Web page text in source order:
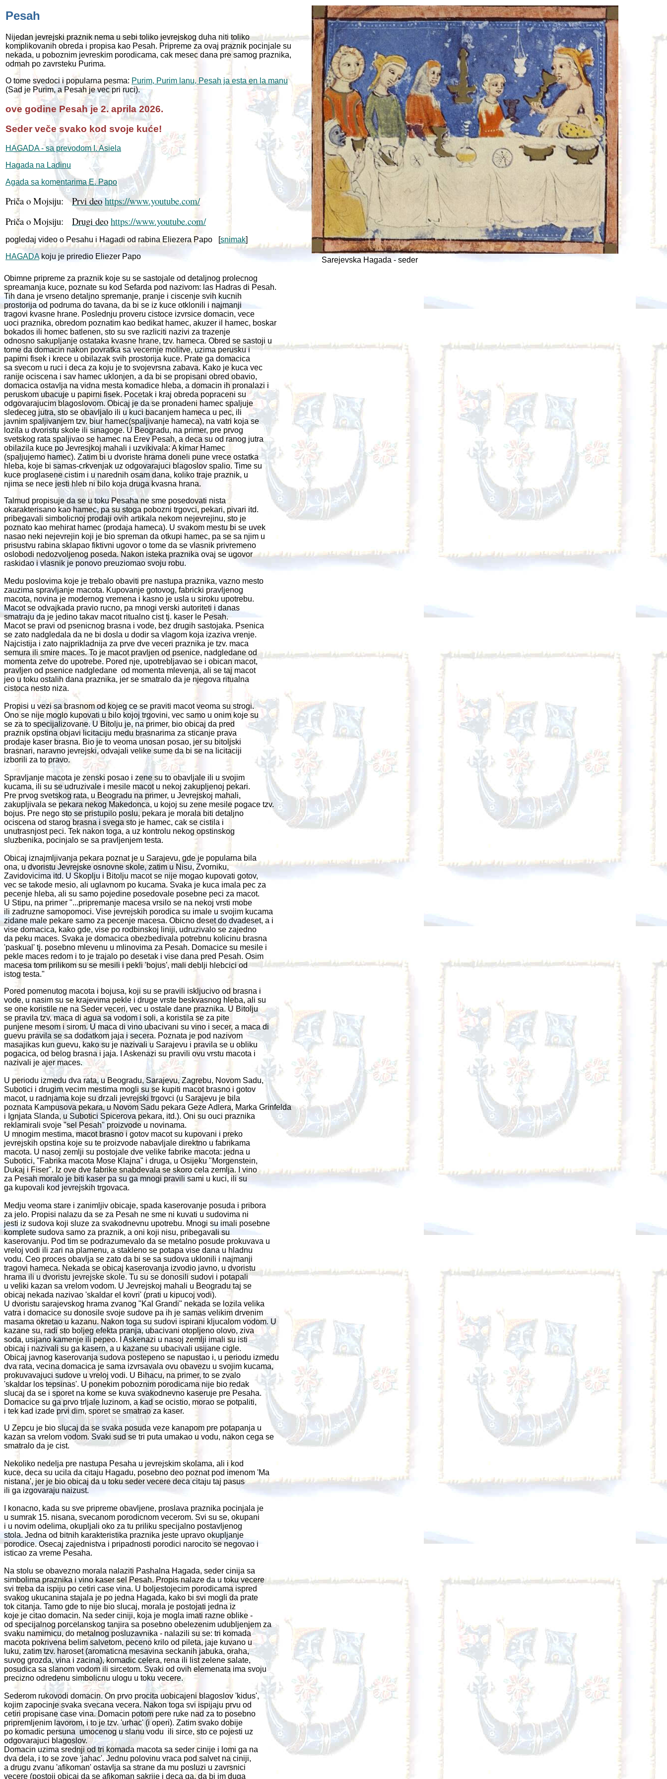
Pesah
Nijedan jevrejski praznik nema u sebi toliko jevrejskog duha niti toliko
komplikovanih obreda i propisa kao Pesah. Pripreme za ovaj praznik pocinjale su
nekada, u poboznim jevreskim porodicama, cak mesec dana pre samog praznika,
odmah po zavrsteku Purima.
O tome svedoci i popularna pesma: Purim, Purim lanu, Pesah ja esta en la manu
(Sad je Purim, a Pesah je vec pri ruci).
ove godine Pesah je 2. aprila 2026.
Seder veče svako kod svoje kuće!
HAGADA - sa prevodom I. Asiela
Hagada na Ladinu
Agada sa komentarima E. Papo
Priča o Mojsiju: Prvi deo https://www.youtube.com/
Priča o Mojsiju:
Drugi deo https://www.youtube.com/
pogledaj video o Pesahu i Hagadi od rabina Eliezera Papo [snimak]
HAGADA koju je priredio Eliezer Papo Sarejevska Hagada - seder
Obimne pripreme za praznik koje su se sastojale od detaljnog prolecnog
spreamanja kuce, poznate su kod Sefarda pod nazivom: las Hadras di Pesah.
Tih dana je vrseno detaljno spremanje, pranje i ciscenje svih kucnih
prostorija od podruma do tavana, da bi se iz kuce otklonili i najmanji
tragovi kvasne hrane. Poslednju proveru cistoce izvrsice domacin, vece
uoci praznika, obredom poznatim kao bedikat hamec, akuzer il hamec, boskar
bokados ili homec batlenen, sto su sve razliciti nazivi za trazenje
odnosno sakupljanje ostataka kvasne hrane, tzv. hameca. Obred se sastoji u
tome da domacin nakon povratka sa vecernje molitve, uzima perusku i
papirni fisek i krece u obilazak svih prostorija kuce. Prate ga domacica
sa svecom u ruci i deca za koju je to svojevrsna zabava. Kako je kuca vec
ranije ociscena i sav hamec uklonjen, a da bi se propisani obred obavio,
domacica ostavlja na vidna mesta komadice hleba, a domacin ih pronalazi i
peruskom ubacuje u papirni fisek. Pocetak i kraj obreda popraceni su
odgovarajucim blagoslovom. Obicaj je da se pronadeni hamec spaljuje
sledeceg jutra, sto se obavljalo ili u kuci bacanjem hameca u pec, ili
javnim spaljivanjem tzv. biur hamec(spaljivanje hameca), na vatri koja se
lozila u dvoristu skole ili sinagoge. U Beogradu, na primer, pre prvog
svetskog rata spaljivao se hamec na Erev Pesah, a deca su od ranog jutra
obilazila kuce po Jevresjkoj mahali i uzvikivala: A kimar Hamec
(spaljujemo hamec). Zatim bi u dvoriste hrama doneli pune vrece ostatka
hleba, koje bi samas-crkvenjak uz odgovarajuci blagoslov spalio. Time su
kuce proglasene cistim i u narednih osam dana, koliko traje praznik, u
njima se nece jesti hleb ni bilo koja druga kvasna hrana.
Talmud propisuje da se u toku Pesaha ne sme posedovati nista
okarakterisano kao hamec, pa su stoga pobozni trgovci, pekari, pivari itd.
pribegavali simbolicnoj prodaji ovih artikala nekom nejevrejinu, sto je
poznato kao mehirat hamec (prodaja hameca). U svakom mestu bi se uvek
nasao neki nejevrejin koji je bio spreman da otkupi hamec, pa se sa njim u
prisustvu rabina sklapao fiktivni ugovor o tome da se vlasnik privremeno
oslobodi nedozvoljenog poseda. Nakon isteka praznika ovaj se ugovor
raskidao i vlasnik je ponovo preuziomao svoju robu.
Medu poslovima koje je trebalo obaviti pre nastupa praznika, vazno mesto
zauzima spravljanje macota. Kupovanje gotovog, fabricki pravljenog
macota, novina je modernog vremena i kasno je usla u siroku upotrebu.
Macot se odvajkada pravio rucno, pa mnogi verski autoriteti i danas
smatraju da je jedino takav macot ritualno cist tj. kaser le Pesah.
Macot se pravi od psenicnog brasna i vode, bez drugih sastojaka. Psenica
se zato nadgledala da ne bi dosla u dodir sa vlagom koja izaziva vrenje.
Najcistija i zato najprikladnija za prve dve veceri praznika je tzv. maca
semura ili smire maces. To je macot pravljen od psenice, nadgledane od
momenta zetve do upotrebe. Pored nje, upotrebljavao se i obican macot,
pravljen od psenice nadgledane od momenta mlevenja, ali se taj macot
jeo u toku ostalih dana praznika, jer se smatralo da je njegova ritualna
cistoca nesto niza.
Propisi u vezi sa brasnom od kojeg ce se praviti macot veoma su strogi.
Ono se nije moglo kupovati u bilo kojoj trgovini, vec samo u onim koje su
se za to specijalizovane. U Bitolju je, na primer, bio obicaj da pred
praznik opstina objavi licitaciju medu brasnarima za sticanje prava
prodaje kaser brasna. Bio je to veoma unosan posao, jer su bitoljski
brasnari, naravno jevrejski, odvajali velike sume da bi se na licitaciji
izborili za to pravo.
Spravljanje macota je zenski posao i zene su to obavljale ili u svojim
kucama, ili su se udruzivale i mesile macot u nekoj zakupljenoj pekari.
Pre prvog svetskog rata, u Beogradu na primer, u Jevrejskoj mahali,
zakupljivala se pekara nekog Makedonca, u kojoj su zene mesile pogace tzv.
bojus. Pre nego sto se pristupilo poslu, pekara je morala biti detaljno
ociscena od starog brasna i svega sto je hamec, cak se cistila i
unutrasnjost peci. Tek nakon toga, a uz kontrolu nekog opstinskog
sluzbenika, pocinjalo se sa pravljenjem testa.
Obicaj iznajmljivanja pekara poznat je u Sarajevu, gde je popularna bila
ona, u dvoristu Jevrejske osnovne skole, zatim u Nisu, Zvorniku,
Zavidovicima itd. U Skoplju i Bitolju macot se nije mogao kupovati gotov,
vec se takode mesio, ali uglavnom po kucama. Svaka je kuca imala pec za
pecenje hleba, ali su samo pojedine posedovale posebne peci za macot.
U Stipu, na primer "...pripremanje macesa vrsilo se na nekoj vrsti mobe
ili zadruzne samopomoci. Vise jevrejskih porodica su imale u svojim kucama
zidane male pekare samo za pecenje macesa. Obicno deset do dvadeset, a i
vise domacica, kako gde, vise po rodbinskoj liniji, udruzivalo se zajedno
da peku maces. Svaka je domacica obezbedivala potrebnu kolicinu brasna
'paskual' tj. posebno mlevenu u mlinovima za Pesah. Domacice su mesile i
pekle maces redom i to je trajalo po desetak i vise dana pred Pesah. Osim
macesa tom prilikom su se mesili i pekli 'bojus', mali deblji hlebcici od
istog testa."
Pored pomenutog macota i bojusa, koji su se pravili iskljucivo od brasna i
vode, u nasim su se krajevima pekle i druge vrste beskvasnog hleba, ali su
se one koristile ne na Seder veceri, vec u ostale dane praznika. U Bitolju
se pravila tzv. maca di agua sa vodom i soli, a koristila se za pite
punjene mesom i sirom. U maca di vino ubacivani su vino i secer, a maca di
guevu pravila se sa dodatkom jaja i secera. Poznata je pod nazivom
masajikas kun guevu, kako su je nazivali u Sarajevu i pravila se u obliku
pogacica, od belog brasna i jaja. I Askenazi su pravili ovu vrstu macota i
nazivali je ajer maces.
U periodu izmedu dva rata, u Beogradu, Sarajevu, Zagrebu, Novom Sadu,
Subotici i drugim vecim mestima mogli su se kupiti macot brasno i gotov
macot, u radnjama koje su drzali jevrejski trgovci (u Sarajevu je bila
poznata Kampusova pekara, u Novom Sadu pekara Geze Adlera, Marka Grinfelda
i Ignjata Slanda, u Subotici Spicerova pekara, itd.). Oni su ouci praznika
reklamirali svoje "sel Pesah" proizvode u novinama.
U mnogim mestima, macot brasno i gotov macot su kupovani i preko
jevrejskih opstina koje su te proizvode nabavljale direktno u fabrikama
macota. U nasoj zemlji su postojale dve velike fabrike macota: jedna u
Subotici, "Fabrika macota Mose Klajna" i druga, u Osijeku "Morgenstein,
Dukaj i Fiser". Iz ove dve fabrike snabdevala se skoro cela zemlja. I vino
za Pesah moralo je biti kaser pa su ga mnogi pravili sami u kuci, ili su
ga kupovali kod jevrejskih trgovaca.
Medju veoma stare i zanimljiv obicaje, spada kaserovanje posuda i pribora
za jelo. Propisi nalazu da se za Pesah ne sme ni kuvati u sudovima ni
jesti iz sudova koji sluze za svakodnevnu upotrebu. Mnogi su imali posebne
komplete sudova samo za praznik, a oni koji nisu, pribegavali su
kaserovanju. Pod tim se podrazumevalo da se metalno posude prokuvava u
vreloj vodi ili zari na plamenu, a stakleno se potapa vise dana u hladnu
vodu. Ceo proces obavlja se zato da bi se sa sudova uklonili i najmanji
tragovi hameca. Nekada se obicaj kaserovanja izvodio javno, u dvoristu
hrama ili u dvoristu jevrejske skole. Tu su se donosili sudovi i potapali
u veliki kazan sa vrelom vodom. U Jevrejskoj mahali u Beogradu taj se
obicaj nekada nazivao 'skaldar el kovri' (prati u kipucoj vodi).
U dvoristu sarajevskog hrama zvanog "Kal Grandi" nekada se lozila velika
vatra i domacice su donosile svoje sudove pa ih je samas velikim drvenim
masama okretao u kazanu. Nakon toga su sudovi ispirani kljucalom vodom. U
kazane su, radi sto boljeg efekta pranja, ubacivani otopljeno olovo, ziva
soda, usijano kamenje ili pepeo. I Askenazi u nasoj zemlji imali su isti
obicaj i nazivali su ga kasern, a u kazane su ubacivali usijane cigle.
Obicaj javnog kaserovanja sudova postepeno se napustao i, u periodu izmedu
dva rata, vecina domacica je sama izvrsavala ovu obavezu u svojim kucama,
prokuvavajuci sudove u vreloj vodi. U Bihacu, na primer, to se zvalo
'skaldar los tepsinas'. U ponekim poboznim porodicama nije bio redak
slucaj da se i sporet na kome se kuva svakodnevno kaseruje pre Pesaha.
Domacice su ga prvo trljale luzinom, a kad se ocistio, morao se potpaliti,
i tek kad izade prvi dim, sporet se smatrao za kaser.
U Zepcu je bio slucaj da se svaka posuda veze kanapom pre potapanja u
kazan sa vrelom vodom. Svaki sud se tri puta umakao u vodu, nakon cega se
smatralo da je cist.
Nekoliko nedelja pre nastupa Pesaha u jevrejskim skolama, ali i kod
kuce, deca su ucila da citaju Hagadu, posebno deo poznat pod imenom 'Ma
nistana', jer je bio obicaj da u toku seder vecere deca citaju taj pasus
ili ga izgovaraju naizust.
I konacno, kada su sve pripreme obavljene, proslava praznika pocinjala je
u sumrak 15. nisana, svecanom porodicnom vecerom. Svi su se, okupani
i u novim odelima, okupljali oko za tu priliku specijalno postavljenog
stola. Jedna od bitnih karakteristika praznika jeste upravo okupljanje
porodice. Osecaj zajednistva i pripadnosti porodici narocito se negovao i
isticao za vreme Pesaha.
Na stolu se obavezno morala nalaziti Pashalna Hagada, seder cinija sa
simbolima praznika i vino kaser sel Pesah. Propis nalaze da u toku vecere
svi treba da ispiju po cetiri case vina. U boljestojecim porodicama ispred
svakog ukucanina stajala je po jedna Hagada, kako bi svi mogli da prate
tok citanja. Tamo gde to nije bio slucaj, morala je postojati jedna iz
koje je citao domacin. Na seder ciniji, koja je mogla imati razne oblike -
od specijalnog porcelanskog tanjira sa posebno obelezenim udubljenjem za
svaku namirnicu, do metalnog posluzavnika - nalazili su se: tri komada
macota pokrivena belim salvetom, peceno krilo od pileta, jaje kuvano u
luku, zatim tzv. haroset (aromaticna mesavina seckanih jabuka, oraha,
suvog grozda, vina i zacina), komadic celera, rena ili list zelene salate,
posudica sa slanom vodom ili sircetom. Svaki od ovih elemenata ima svoju
precizno odredenu simbolicnu ulogu u toku vecere.
Sederom rukovodi domacin. On prvo procita uobicajeni blagoslov 'kidus',
kojim zapocinje svaka svecana vecera. Nakon toga svi ispijaju prvu od
cetiri propisane case vina. Domacin potom pere ruke nad za to posebno
pripremljenim lavorom, i to je tzv. 'urhac' (i operi). Zatim svako dobije
po komadic persuna umocenog u slanu vodu ili sirce, sto ce pojesti uz
odgovarajuci blagoslov.
Domacin uzima srednji od tri komada macota sa seder cinije i lomi ga na
dva dela, i to se zove 'jahac'. Jednu polovinu vraca pod salvet na ciniji,
a drugu zvanu 'afikoman' ostavlja sa strane da mu posluzi u zavrsnici
vecere (postoji obicaj da se afikoman sakrije i deca ga, da bi im duga